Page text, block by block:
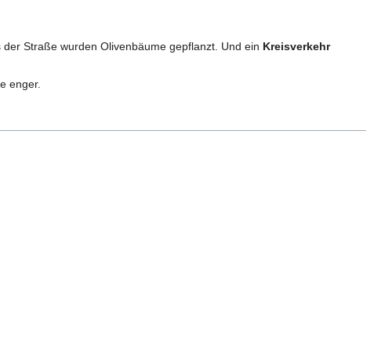
Straße wurden Olivenbäume gepflanzt. Und ein Kreisverkehr
enger.